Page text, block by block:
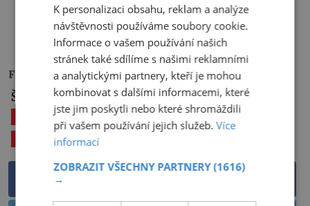
PŘEHRÁT
Foto: wikipedia.org
Štítky:
14. STOLETÍ
ATHANASIOS KOINOVITIS
CHRÁM
K personalizaci obsahu, reklam a analýze
návštěvnosti používáme soubory cookie.
Informace o vašem používání našich
stránek také sdílíme s našimi reklamními
a analytickými partnery, kteří je mohou
kombinovat s dalšími informacemi, které
jste jim poskytli nebo které shromáždili
při vašem používání jejich služeb.Více
informací
ZOBRAZIT VŠECHNY PARTNERY(1616)
→